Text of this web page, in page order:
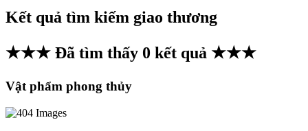
Kết quả tìm kiếm giao thương
★★★ Đã tìm thấy 0 kết quả ★★★
Vật phẩm phong thủy